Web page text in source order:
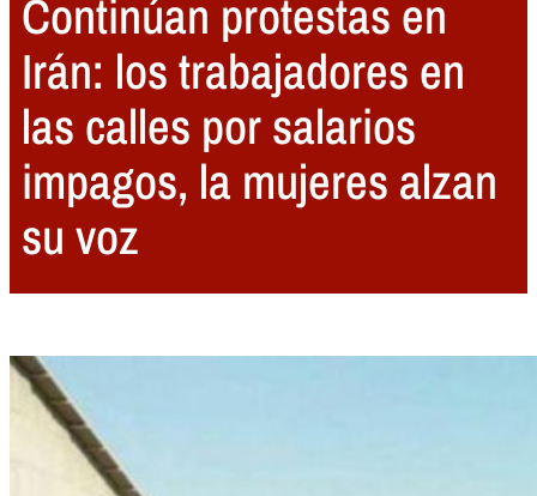
Continúan protestas en
Irán: los trabajadores en
las calles por salarios
impagos, la mujeres alzan
su voz